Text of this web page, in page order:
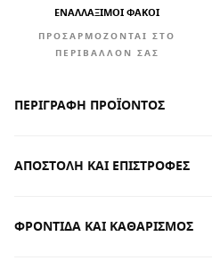
ΕΝΑΛΛΆΞΙΜΟΙ ΦΑΚΟΊ
ΠΡΟΣΑΡΜΟΖΟΝΤΑΙ ΣΤΟ
ΠΕΡΙΒΑΛΛΟΝ ΣΑΣ
ΠΕΡΙΓΡΑΦΉ ΠΡΟΪΌΝΤΟΣ
ΑΠΟΣΤΟΛΉ ΚΑΙ ΕΠΙΣΤΡΟΦΈΣ
ΦΡΟΝΤΊΔΑ ΚΑΙ ΚΑΘΑΡΙΣΜΌΣ